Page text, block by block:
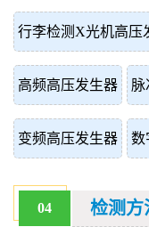
行李检测X光机高压
高频高压发生器 脉
变频高压发生器 数
04 检测方